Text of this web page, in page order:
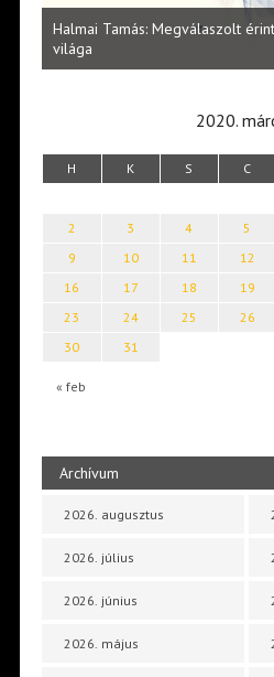
Halmai Tamás: Megválaszolt
világa
2020.
H K S C
« feb
2
3 4 5
9
10 11 12
16
17 18 19
23
24 25 26
30
31
Archívum
2026. augusztus
2026. július
2026. június
2026. május